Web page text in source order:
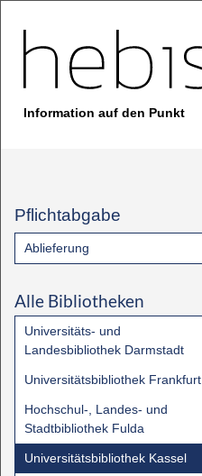
Information auf den Punkt
Pflichtabgabe
Ablieferung
Alle Bibliotheken
Universitäts- und
Landesbibliothek Darmstadt
Universitätsbibliothek Frankfurt
Hochschul-, Landes- und
Stadtbibliothek Fulda
Universitätsbibliothek Kassel